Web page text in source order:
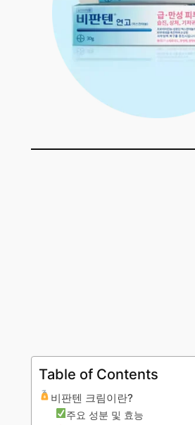
Table of Contents
비판텐 크림이란?
주요 성분 및 효능